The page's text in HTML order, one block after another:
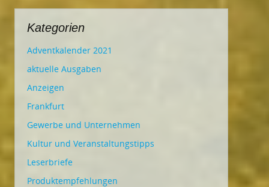
Kategorien
Adventkalender 2021
aktuelle Ausgaben
Anzeigen
Frankfurt
Gewerbe und Unternehmen
Kultur und Veranstaltungstipps
Leserbriefe
Produktempfehlungen